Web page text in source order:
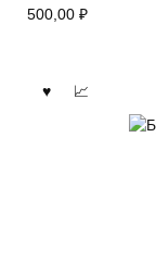
500,00 ₽